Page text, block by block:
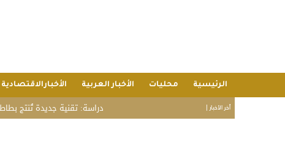
الرئيسية محليات الأخبار العربية الأخبارالاقتصادية
أخر الأخبار | دراسة: تقنية جديدة تُنتج بطاطس